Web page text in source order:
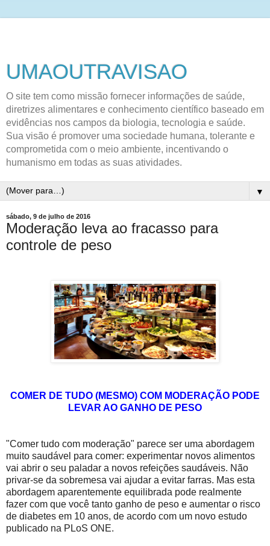
UMAOUTRAVISAO
O site tem como missão fornecer informações de saúde,
diretrizes alimentares e conhecimento científico baseado em
evidências nos campos da biologia, tecnologia e saúde.
Sua visão é promover uma sociedade humana, tolerante e
comprometida com o meio ambiente, incentivando o
humanismo em todas as suas atividades.
▼
sábado, 9 de julho de 2016
Moderação leva ao fracasso para
controle de peso
COMER DE TUDO (MESMO) COM MODERAÇÃO PODE
LEVAR AO GANHO DE PESO
"Comer tudo com moderação" parece ser uma abordagem
muito saudável para comer: experimentar novos alimentos
vai abrir o seu paladar a novos refeições saudáveis. Não
privar-se da sobremesa vai ajudar a evitar farras. Mas esta
abordagem aparentemente equilibrada pode realmente
fazer com que você tanto ganho de peso e aumentar o risco
de diabetes em 10 anos, de acordo com um novo estudo
publicado na PLoS ONE.